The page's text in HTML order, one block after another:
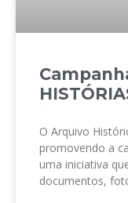
O Arquivo
promovendo a
uma iniciativa
documentos,